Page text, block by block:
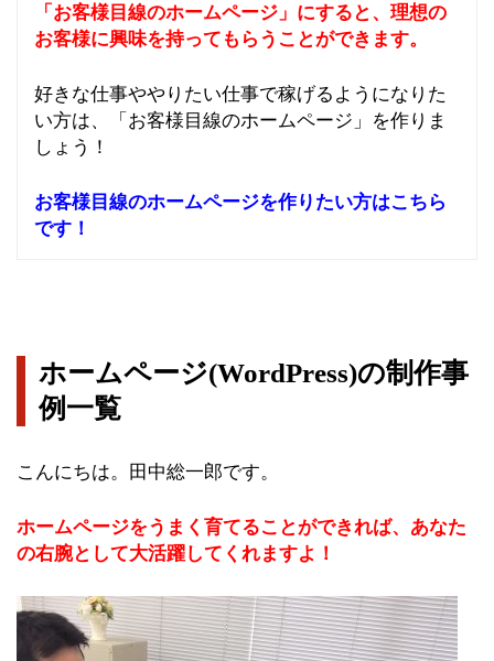
「お客様目線のホームページ」にすると、理想の
お客様に興味を持ってもらうことができます。
好きな仕事ややりたい仕事で稼げるようになりた
い方は、「お客様目線のホームページ」を作りま
しょう！
お客様目線のホームページを作りたい方はこちら
です！
ホームページ(WordPress)の制作事
例一覧
こんにちは。田中総一郎です。
ホームページをうまく育てることができれば、あなた
の右腕として大活躍してくれますよ！